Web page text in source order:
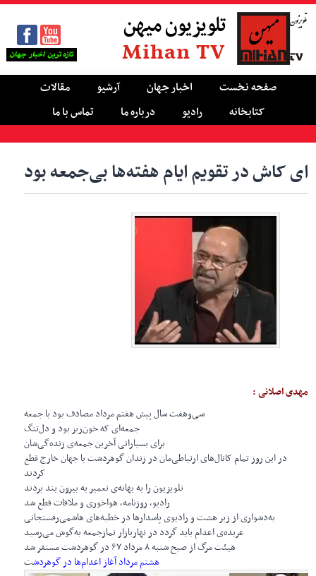
تلویزیون میهن
Mihan TV
صفحه نخست اخبار جهان آرشیو
مقالات
کتابخانه
رادیو درباره ما تماس با ما
ای کاش در تقویم ایام هفته‌ها بی‌جمعه بود
مهدی اصلانی :
سی‌و‌هفت سال پیش هفتم مرداد مصادف بود با جمعه
جمعه‌ای که خون‌ریز بود و دل‌تنگ
برای بسیارانی آخرین جمعه‌ی زنده‌گی‌شان
در این روز تمام کانال‌های ارتباطی‌مان در زندان گوهردشت با جهان خارج قطع
کردند
تلویزیون را به بهانه‌ی تعمیر به بیرون بند بردند
رادیو، روزنامه، هوا‌خوری و ملاقات قطع شد
به‌دشواری از زیر هشت و رادیوی پاسدارها در خطبه‌های هاشمی‌رفسنجانی
عربده‌ی اعدام باید گردد در نهاربازار نمازجمعه به‌گوش می‌رسید
هیئت مرگ از صبح شنبه ۸ مرداد ۶۷ در گوهردشت مستقر شد
هشتم مرداد آغاز اعدام‌ها در گوهردشت